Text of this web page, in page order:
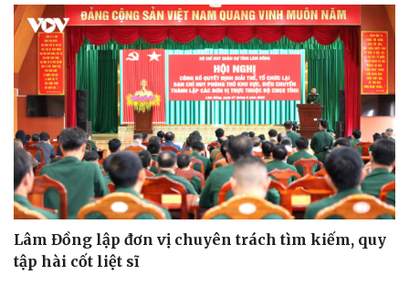
Sức khỏe
Dinh dưỡng - món ngon
Cây thuốc
Sản phụ khoa
Nhi khoa
Nam khoa
Đời sống
Nhà đẹp
Blog
Tình yêu - Gia đình
Lâm Đồng lập đơn vị chuyên trách tìm kiếm, quy
tập hài cốt liệt sĩ